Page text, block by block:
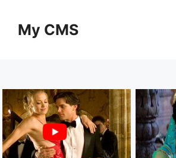
contentMy CMS